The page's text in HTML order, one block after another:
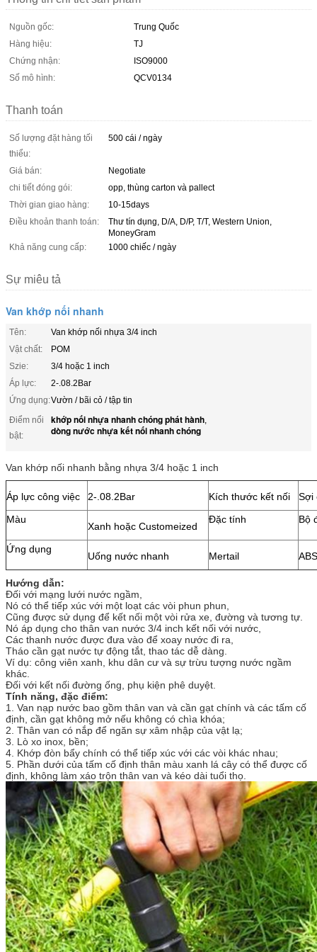
Nguồn gốc:
Trung Quốc
Hàng hiệu:
TJ
Chứng nhận:
ISO9000
Số mô hình:
QCV0134
Thanh toán
Số lượng đặt hàng tối
thiểu:
500 cái / ngày
Giá bán:
Negotiate
chi tiết đóng gói:
opp, thùng carton và pallect
Thời gian giao hàng:
10-15days
Điều khoản thanh toán:
Thư tín dụng, D/A, D/P, T/T, Western Union,
MoneyGram
Khả năng cung cấp:
1000 chiếc / ngày
Sự miêu tả
Van khớp nối nhanh
Tên:
Van khớp nối nhựa 3/4 inch
Vật chất:
POM
Szie:
3/4 hoặc 1 inch
Áp lực:
2-.08.2Bar
Ứng dụng:Vườn / bãi cỏ / tập tin
Điểm nổi
bật:
khớp nối nhựa nhanh chóng phát hành,
dòng nước nhựa kết nối nhanh chóng
Van khớp nối nhanh bằng nhựa 3/4 hoặc 1 inch
Áp lực công việc 2-.08.2Bar Kích thước kết nối
Sợi
Màu
Xanh hoặc Customeized
Đặc tính Bộ
Ứng dụng
Uống nước nhanh Mertail ABS
Hướng dẫn:
Đối với mạng lưới nước ngầm,
Nó có thể tiếp xúc với một loạt các vòi phun phun,
Cũng được sử dụng để kết nối một vòi rửa xe, đường và tương tự.
Nó áp dụng cho thân van nước 3/4 inch kết nối với nước,
Các thanh nước được đưa vào để xoay nước đi ra,
Tháo cần gạt nước tự động tắt, thao tác dễ dàng.
Ví dụ: công viên xanh, khu dân cư và sự trừu tượng nước ngầm
khác.
Đối với kết nối đường ống, phụ kiện phê duyệt.
Tính năng, đặc điểm:
1. Van nạp nước bao gồm thân van và cần gạt chính và các tấm cố
định, cần gạt không mở nếu không có chìa khóa;
2. Thân van có nắp để ngăn sự xâm nhập của vật lạ;
3. Lò xo inox, bền;
4. Khớp đòn bẩy chính có thể tiếp xúc với các vòi khác nhau;
5. Phần dưới của tấm cố định thân màu xanh lá cây có thể được cố
định, không làm xáo trộn thân van và kéo dài tuổi thọ.